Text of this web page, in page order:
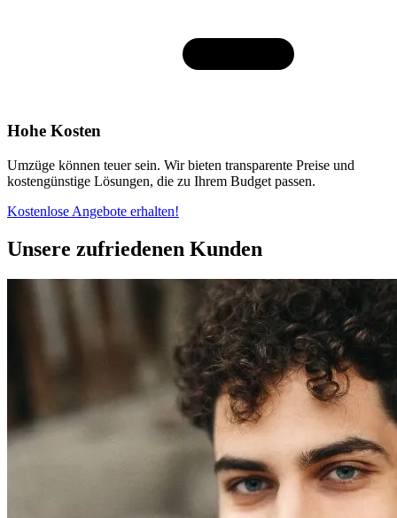
Hohe Kosten
Umzüge können teuer sein. Wir bieten transparente Preise und
kostengünstige Lösungen, die zu Ihrem Budget passen.
Kostenlose Angebote erhalten!
Unsere zufriedenen Kunden